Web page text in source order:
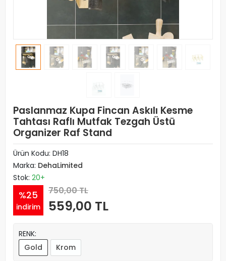
Paslanmaz Kupa Fincan Askılı Kesme
Tahtası Raflı Mutfak Tezgah Üstü
Organizer Raf Stand
Ürün Kodu: DH18
Marka: DehaLimited
Stok: 20+
%25
indirim
750,00 TL
559,00 TL
RENK:
Gold
Krom